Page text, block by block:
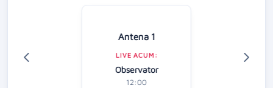
Antena 1
LIVE ACUM:
Observator
12:00